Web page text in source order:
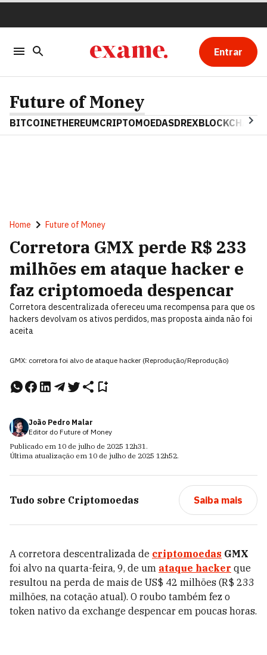
Entrar
Future of Money
BITCOINETHEREUMCRIPTOMOEDASDREXBLOCKCHAIN
Home Future of Money
Corretora GMX perde R$ 233
milhões em ataque hacker e
faz criptomoeda despencar
Corretora descentralizada ofereceu uma recompensa para que os
hackers devolvam os ativos perdidos, mas proposta ainda não foi
aceita
GMX: corretora foi alvo de ataque hacker (Reprodução/Reprodução)
João Pedro Malar
Editor do Future of Money
Publicado em 10 de julho de 2025 12h31.
Última atualização em 10 de julho de 2025 12h52.
Tudo sobre Criptomoedas Saiba mais
A corretora descentralizada de criptomoedas GMX
foi alvo na quarta-feira, 9, de um ataque hacker que
resultou na perda de mais de US$ 42 milhões (R$ 233
milhões, na cotação atual). O roubo também fez o
token nativo da exchange despencar em poucas horas.